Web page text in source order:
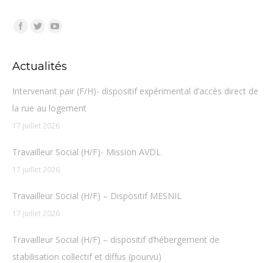
Trouvez nous sur :
Facebook
TwitterYouTube
Actualités
Intervenant pair (F/H)- dispositif expérimental d’accès direct de
la rue au logement
17 juillet 2026
Travailleur Social (H/F)- Mission AVDL
17 juillet 2026
Travailleur Social (H/F) – Dispositif MESNIL
17 juillet 2026
Travailleur Social (H/F) – dispositif d’hébergement de
stabilisation collectif et diffus (pourvu)